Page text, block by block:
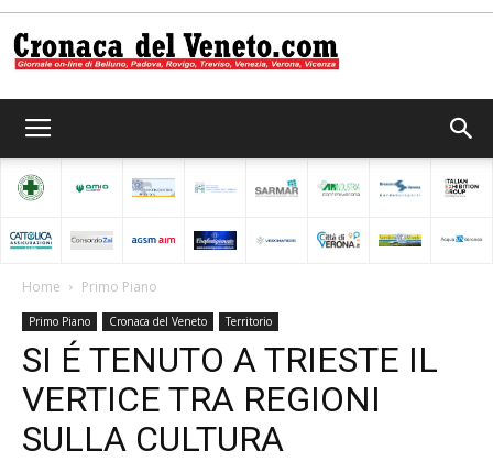
del
Veneto
Home Primo Piano
Primo Piano Cronaca del Veneto Territorio
SI É TENUTO A TRIESTE IL
VERTICE TRA REGIONI
SULLA CULTURA